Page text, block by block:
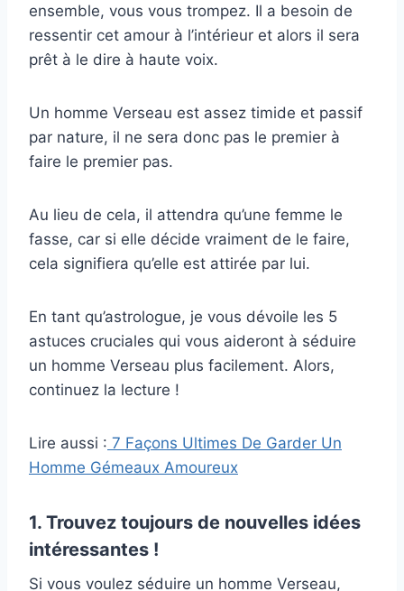
ensemble, vous vous trompez. Il a besoin de
ressentir cet amour à l’intérieur et alors il sera
prêt à le dire à haute voix.
Un homme Verseau est assez timide et passif
par nature, il ne sera donc pas le premier à
faire le premier pas.
Au lieu de cela, il attendra qu’une femme le
fasse, car si elle décide vraiment de le faire,
cela signifiera qu’elle est attirée par lui.
En tant qu’astrologue, je vous dévoile les 5
astuces cruciales qui vous aideront à séduire
un homme Verseau plus facilement. Alors,
continuez la lecture !
Lire aussi : 7 Façons Ultimes De Garder Un
Homme Gémeaux Amoureux
1. Trouvez toujours de nouvelles idées
intéressantes !
Si vous voulez séduire un homme Verseau,